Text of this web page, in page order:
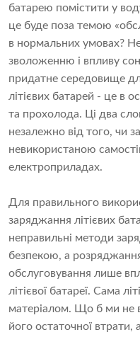
батарею помістити у
це буде поза темою
в нормальних умовах?
зволоженню і впливу
придатне середовище
літієвих батарей - це в
та прохолода. Ці два
незалежно від того, чи
невикористаною
електроприладах.
Для правильного
заряджання літієвих
неправильні методи
безпекою, а
обслуговування лише
літієвої батареї. Сама
матеріалом. Що б ми не
його остаточної